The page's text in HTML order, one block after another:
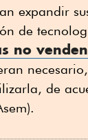
expandir
de
no
de